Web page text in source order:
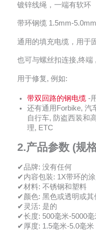
镀锌线绳，一端有软环
带环钢缆 1.5mm-
通用的填充电缆，用于
也可与螺丝扣连接,终端
用于修复, 例如:
带双回路的钢电缆 -
还有通用Forbike, 汽
自行车, 防盗西装和
理, ETC
2.产品参数 (规
✔品牌: 没有任何
✔内容包装: 1X带环的
✔材料: 不锈钢和塑料
✔颜色: 黑色或透明或其
✔灵活: 是的
✔长度: 500毫米-5000毫
✔厚度: 1.5毫米-5.0毫米